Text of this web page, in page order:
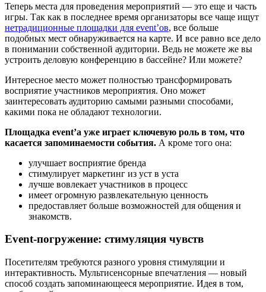
Теперь места для проведения мероприятий — это еще и часть
игры. Так как в последнее время организаторы все чаще ищут
нетрадиционные площадки для event’ов, все больше
подобных мест обнаруживается на карте. И все равно все дело
в понимании собственной аудитории. Ведь не можете же вы
устроить деловую конференцию в бассейне? Или можете?
Интересное место может полностью трансформировать
восприятие участников мероприятия. Оно может
заинтересовать аудиторию самыми разными способами,
какими пока не обладают технологии.
Площадка event’а уже играет ключевую роль в том, что
касается запоминаемости события. А кроме того она:
улучшает восприятие бренда
стимулирует маркетинг из уст в уста
лучше вовлекает участников в процесс
имеет огромную развлекательную ценность
предоставляет больше возможностей для общения и
знакомств.
Event-погружение: стимуляция чувств
Посетителям требуются разного уровня стимуляции и
интерактивность. Мультисенсорные впечатления — новый
способ создать запоминающееся мероприятие. Идея в том,